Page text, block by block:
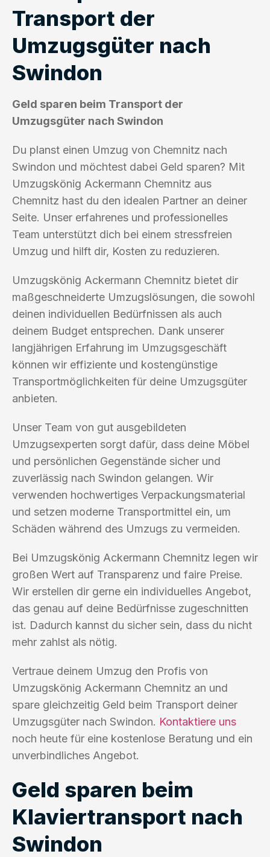
Transport der
Umzugsgüter nach
Swindon
Geld sparen beim Transport der
Umzugsgüter nach Swindon
Du planst einen Umzug von Chemnitz nach
Swindon und möchtest dabei Geld sparen? Mit
Umzugskönig Ackermann Chemnitz aus
Chemnitz hast du den idealen Partner an deiner
Seite. Unser erfahrenes und professionelles
Team unterstützt dich bei einem stressfreien
Umzug und hilft dir, Kosten zu reduzieren.
Umzugskönig Ackermann Chemnitz bietet dir
maßgeschneiderte Umzugslösungen, die sowohl
deinen individuellen Bedürfnissen als auch
deinem Budget entsprechen. Dank unserer
langjährigen Erfahrung im Umzugsgeschäft
können wir effiziente und kostengünstige
Transportmöglichkeiten für deine Umzugsgüter
anbieten.
Unser Team von gut ausgebildeten
Umzugsexperten sorgt dafür, dass deine Möbel
und persönlichen Gegenstände sicher und
zuverlässig nach Swindon gelangen. Wir
verwenden hochwertiges Verpackungsmaterial
und setzen moderne Transportmittel ein, um
Schäden während des Umzugs zu vermeiden.
Bei Umzugskönig Ackermann Chemnitz legen wir
großen Wert auf Transparenz und faire Preise.
Wir erstellen dir gerne ein individuelles Angebot,
das genau auf deine Bedürfnisse zugeschnitten
ist. Dadurch kannst du sicher sein, dass du nicht
mehr zahlst als nötig.
Vertraue deinem Umzug den Profis von
Umzugskönig Ackermann Chemnitz an und
spare gleichzeitig Geld beim Transport deiner
Umzugsgüter nach Swindon. Kontaktiere uns
noch heute für eine kostenlose Beratung und ein
unverbindliches Angebot.
Geld sparen beim
Klaviertransport nach
Swindon